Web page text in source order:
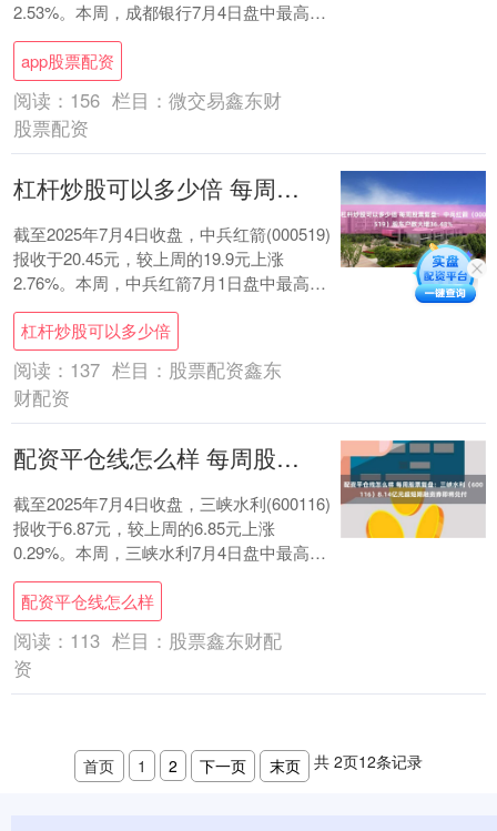
2.53%。本周，成都银行7月4日盘中最高价
报20.73元。6月....
app股票配资
阅读： 156 栏目： 微交易鑫东财
股票配资
杠杆炒股可以多少倍 每周股票复盘：中兵红箭（000519）股东户数大增36.48%
截至2025年7月4日收盘，中兵红箭(000519)
报收于20.45元，较上周的19.9元上涨
2.76%。本周，中兵红箭7月1日盘中最高价
报23.99元，股价触....
杠杆炒股可以多少倍
阅读： 137 栏目： 股票配资鑫东
财配资
配资平仓线怎么样 每周股票复盘：三峡水利（600116）8.14亿元超短期融资券即将兑付
截至2025年7月4日收盘，三峡水利(600116)
报收于6.87元，较上周的6.85元上涨
0.29%。本周，三峡水利7月4日盘中最高价
报6.9元。6月30日盘....
配资平仓线怎么样
阅读： 113 栏目： 股票鑫东财配
资
首页 1 2 下一页 末页 共 2页12条记录